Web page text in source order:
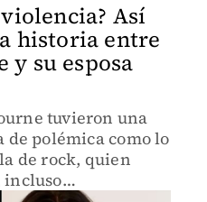
Así
historia entre
y su esposa
tuvieron una
polémica como lo
de rock, quien
incluso